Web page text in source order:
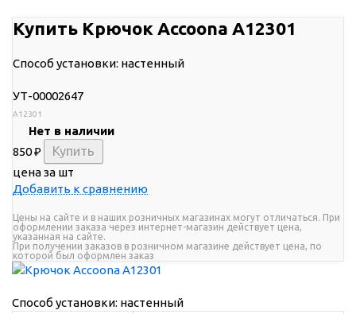
Купить Крючок Accoona A12301
Способ установки: настенный
УТ-00002647
A12301
Нет в наличии
850₽
цена за шт
Добавить к сравнению
Цены на сайте и в наших розничных магазинах могут отличаться. При
оформлении заказа через интернет-магазин действует цена,
указанная на сайте.
При получении заказов в розничном магазине действует цена, по
которой был оформлен заказ
Способ установки: настенный